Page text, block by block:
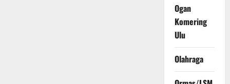
Ogan
Komering
Ulu
Olahraga